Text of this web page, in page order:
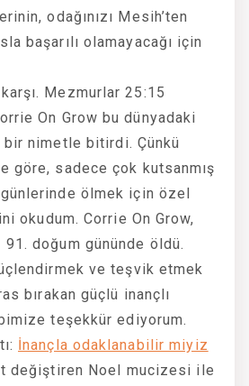
odağınızı Mesih’ten
başarılı olamayacağı için
Mezmurlar 25:15
On Grow bu dünyadaki
nimetle bitirdi. Çünkü
göre, sadece çok kutsanmış
ölmek için özel
okudum. Corrie On Grow,
91. doğum gününde öldü.
ve teşvik etmek
bırakan güçlü inançlı
teşekkür ediyorum.
İnançla odaklanabilir miyiz
değiştiren Noel mucizesi ile